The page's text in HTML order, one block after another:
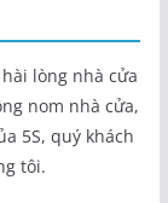
lòng nhà cửa
nom nhà cửa,
5S, quý khách
tôi.